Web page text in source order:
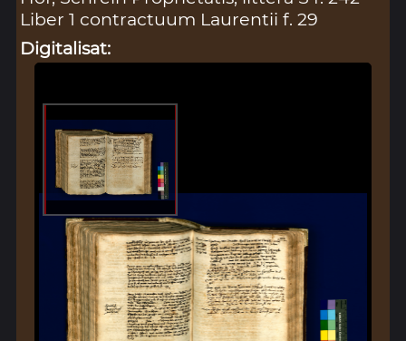
Liber 1 contractuum Laurentii f. 29
Digitalisat: